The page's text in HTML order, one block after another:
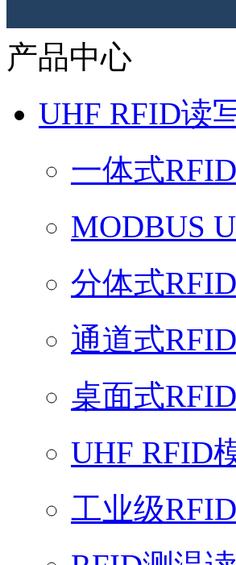
产品中心
UHF RFID读
一体式
MODBUS
分体式
通道式
桌面式
UHF RFID
工业级